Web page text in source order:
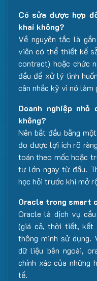
Có sửa được hợp
khai không?
Về nguyên tắc là
viên có thể thiết kế
contract) hoặc chức
đầu để xử lý tình
cân nhắc kỹ vì nó làm
Doanh nghiệp
không?
Nên bắt đầu bằng
đo được lợi ích rõ
toán theo mốc hoặc
tư lớn ngay từ đầu.
học hỏi trước khi mở
Oracle trong smart
Oracle là dịch vụ
(giá cả, thời tiết, kết
thông minh sử dụng.
dữ liệu bên ngoài,
chính xác của những
tế.